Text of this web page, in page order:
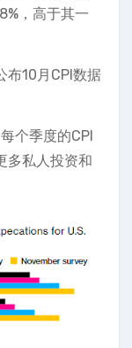
，高于其一
布10月CPI数据
个季度的CPI
多私人投资和